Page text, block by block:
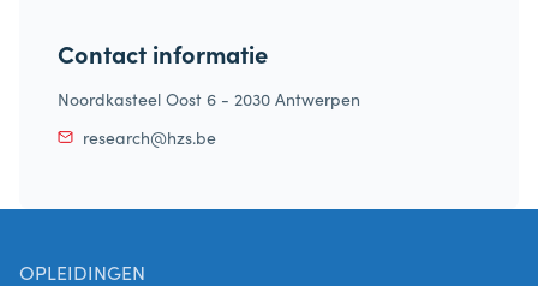
Contact informatie
Noordkasteel Oost 6 - 2030 Antwerpen
research@hzs.be
OPLEIDINGEN